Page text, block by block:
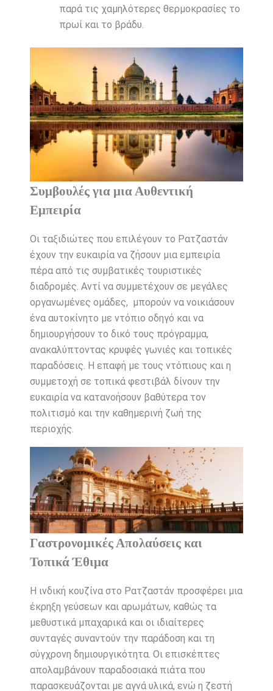
παρά τις χαμηλότερες θερμοκρασίες το
πρωί και το βράδυ.
Συμβουλές για μια Αυθεντική
Εμπειρία
Οι ταξιδιώτες που επιλέγουν το Ρατζαστάν
έχουν την ευκαιρία να ζήσουν μια εμπειρία
πέρα ​​από τις συμβατικές τουριστικές
διαδρομές. Αντί να συμμετέχουν σε μεγάλες
οργανωμένες ομάδες, μπορούν να νοικιάσουν
ένα αυτοκίνητο με ντόπιο οδηγό και να
δημιουργήσουν το δικό τους πρόγραμμα,
ανακαλύπτοντας κρυφές γωνιές και τοπικές
παραδόσεις. Η επαφή με τους ντόπιους και η
συμμετοχή σε τοπικά φεστιβάλ δίνουν την
ευκαιρία να κατανοήσουν βαθύτερα τον
πολιτισμό και την καθημερινή ζωή της
περιοχής.
Γαστρονομικές Απολαύσεις και
Τοπικά Έθιμα
Η ινδική κουζίνα στο Ρατζαστάν προσφέρει μια
έκρηξη γεύσεων και αρωμάτων, καθώς τα
μεθυστικά μπαχαρικά και οι ιδιαίτερες
συνταγές συναντούν την παράδοση και τη
σύγχρονη δημιουργικότητα. Οι επισκέπτες
απολαμβάνουν παραδοσιακά πιάτα που
παρασκευάζονται με αγνά υλικά, ενώ η ζεστή